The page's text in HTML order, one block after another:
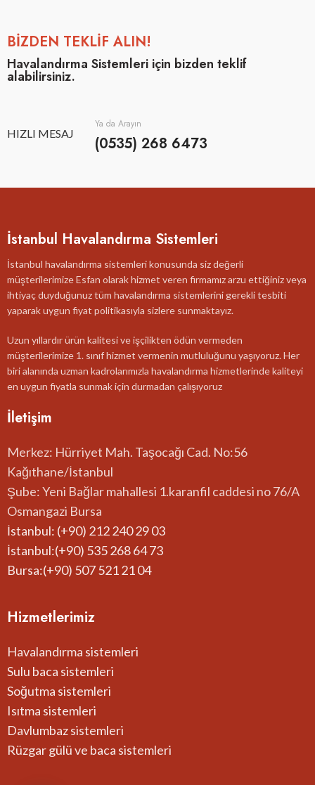
BİZDEN TEKLİF ALIN!
Havalandırma Sistemleri için bizden teklif
alabilirsiniz.
HIZLI MESAJ
Ya da Arayın
(0535) 268 6473
İstanbul Havalandırma Sistemleri
İstanbul havalandırma sistemleri konusunda siz değerli
müşterilerimize Esfan olarak hizmet veren firmamız arzu ettiğiniz veya
ihtiyaç duyduğunuz tüm havalandırma sistemlerini gerekli tesbiti
yaparak uygun fiyat politikasıyla sizlere sunmaktayız.
Uzun yıllardır ürün kalitesi ve işçilikten ödün vermeden
müşterilerimize 1. sınıf hizmet vermenin mutluluğunu yaşıyoruz. Her
biri alanında uzman kadrolarımızla havalandırma hizmetlerinde kaliteyi
en uygun fiyatla sunmak için durmadan çalışıyoruz
İletişim
Merkez: Hürriyet Mah. Taşocağı Cad. No:56
Kağıthane/İstanbul
Şube: Yeni Bağlar mahallesi 1.karanfil caddesi no 76/A
Osmangazi Bursa
İstanbul: (+90) 212 240 29 03
İstanbul:(+90) 535 268 64 73
Bursa:(+90) 507 521 21 04
Hizmetlerimiz
Havalandırma sistemleri
Sulu baca sistemleri
Soğutma sistemleri
Isıtma sistemleri
Davlumbaz sistemleri
Rüzgar gülü ve baca sistemleri